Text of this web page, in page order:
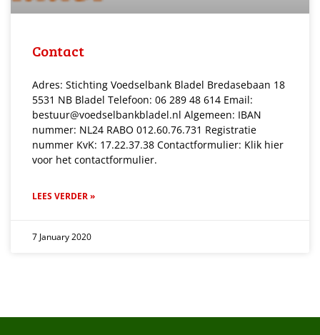
Contact
Adres: Stichting Voedselbank Bladel Bredasebaan 18
5531 NB Bladel Telefoon: 06 289 48 614 Email:
bestuur@voedselbankbladel.nl Algemeen: IBAN
nummer: NL24 RABO 012.60.76.731 Registratie
nummer KvK: 17.22.37.38 Contactformulier: Klik hier
voor het contactformulier.
LEES VERDER »
7 January 2020